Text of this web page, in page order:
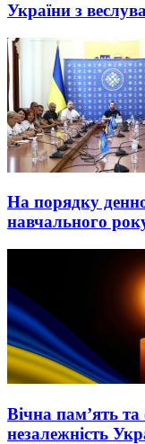
України з
На порядку
навчального
Вічна пам’ять
незалежність